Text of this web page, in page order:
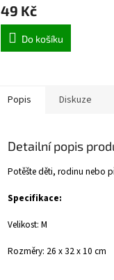
49 Kč
Do košíku
Popis Diskuze
Detailní popis
Potěšte děti, rodinu nebo
Specifikace:
Velikost: M
Rozměry: 26 x 32 x 10 cm